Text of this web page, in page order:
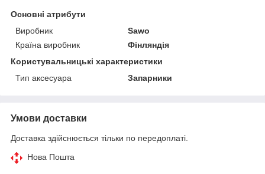
Основні атрибути
Виробник
Sawo
Країна виробник
Фінляндія
Користувальницькі характеристики
Тип аксесуара
Запарники
Умови доставки
Доставка здійснюється тільки по передоплаті.
Нова Пошта